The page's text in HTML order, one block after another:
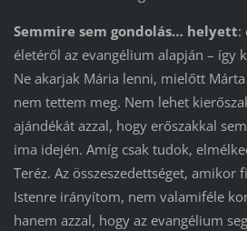
Semmire sem gondolás… helyett:
életéről az evangélium alapján – így
Ne akarjak Mária lenni, mielőtt
nem tettem meg. Nem lehet
ajándékát azzal, hogy erőszakkal
ima idején. Amíg csak tudok,
Teréz. Az összeszedettséget, amikor
Istenre irányítom, nem valamiféle
hanem azzal, hogy az evangélium